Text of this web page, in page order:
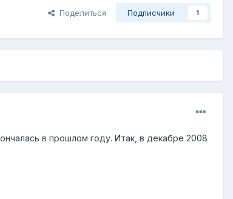
Поделиться Подписчики 1
в прошлом году. Итак, в декабре 2008